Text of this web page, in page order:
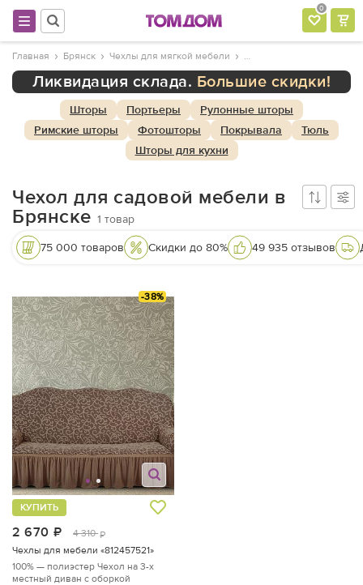
0
Главная Брянск Чехлы для мягкой мебели
Ликвидация склада. Большие скидки!
Шторы Портьеры
Рулонные шторы
Римские шторы
Фотошторы Покрывала
Тюль
Шторы для кухни
Чехол для садовой мебели в
Брянске 1 товар
75 000 товаров Скидки до 80% 49 935 отзывов
-38%
2 670 руб.
4 310 руб.
КУПИТЬ
Чехлы для мебели «812457521»
100% — полиэстер Чехол на 3-х
местный диван с оборкой